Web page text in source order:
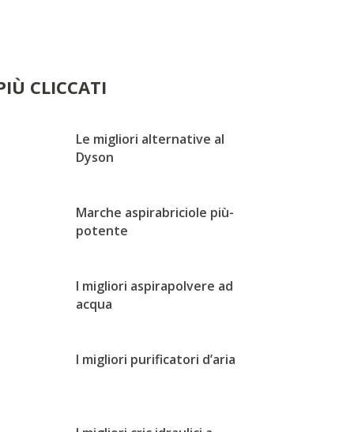
CLICCATI
Le migliori alternative al
Dyson
Marche aspirabriciole più-
potente
I migliori aspirapolvere ad
acqua
I migliori purificatori d’aria